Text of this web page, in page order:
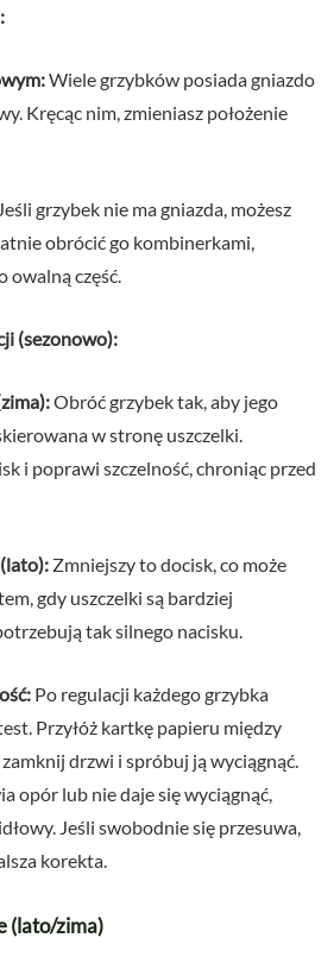
Wiele grzybków posiada gniazdo
Kręcąc nim, zmieniasz położenie
Jeśli grzybek nie ma gniazda, możesz
obrócić go kombinerkami,
owalną część.
(sezonowo):
Obróć grzybek tak, aby jego
w stronę uszczelki.
i poprawi szczelność, chroniąc przed
Zmniejszy to docisk, co może
gdy uszczelki są bardziej
tak silnego nacisku.
Po regulacji każdego grzybka
Przyłóż kartkę papieru między
zamknij drzwi i spróbuj ją wyciągnąć.
opór lub nie daje się wyciągnąć,
Jeśli swobodnie się przesuwa,
korekta.
(lato/zima)